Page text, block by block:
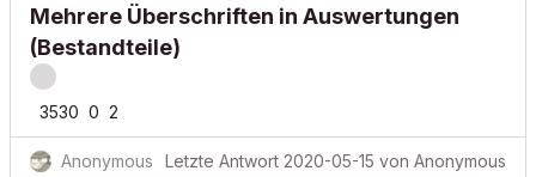
Mehrere Überschriften in Auswertungen
(Bestandteile)
3530 0 2
Anonymous Letzte Antwort 2020-05-15 von Anonymous